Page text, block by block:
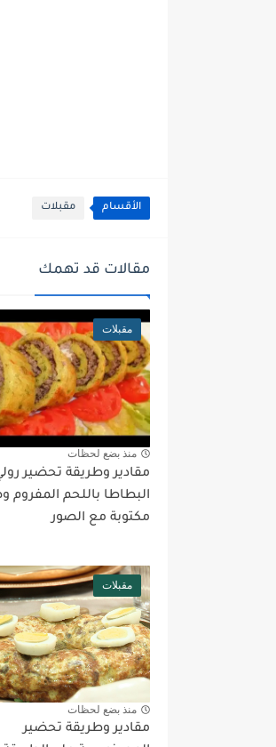
الأقسام مقبلات
مقالات قد تهمك
مقبلات
منذ بضع لحظات
مقادير وطريقة تحضير
البطاطا باللحم المفروم
مكتوبة مع الصور
مقبلات
منذ بضع لحظات
مقادير وطريقة تحضير